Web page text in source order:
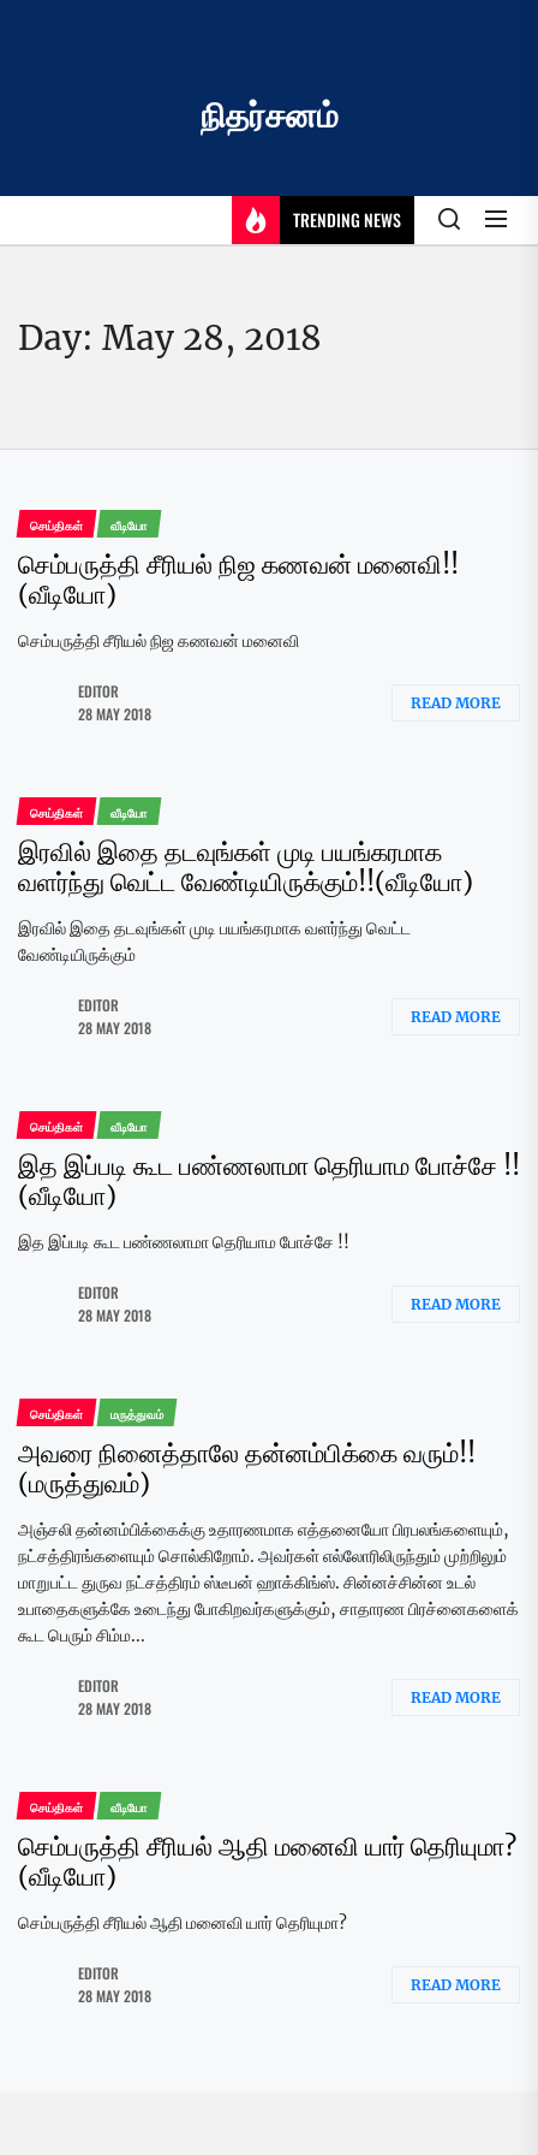
நிதர்சனம்
TRENDING NEWS
Day: May 28, 2018
செய்திகள் வீடியோ
செம்பருத்தி சீரியல் நிஜ கணவன் மனைவி!!
(வீடியோ)
செம்பருத்தி சீரியல் நிஜ கணவன் மனைவி
EDITOR
28 MAY 2018
READ MORE
செய்திகள் வீடியோ
இரவில் இதை தடவுங்கள் முடி பயங்கரமாக
வளர்ந்து வெட்ட வேண்டியிருக்கும்!!(வீடியோ)
இரவில் இதை தடவுங்கள் முடி பயங்கரமாக வளர்ந்து வெட்ட
வேண்டியிருக்கும்
EDITOR
28 MAY 2018
READ MORE
செய்திகள் வீடியோ
இத இப்படி கூட பண்ணலாமா தெரியாம போச்சே !!
(வீடியோ)
இத இப்படி கூட பண்ணலாமா தெரியாம போச்சே !!
EDITOR
28 MAY 2018
READ MORE
செய்திகள் மருத்துவம்
அவரை நினைத்தாலே தன்னம்பிக்கை வரும்!!
(மருத்துவம்)
அஞ்சலி தன்னம்பிக்கைக்கு உதாரணமாக எத்தனையோ பிரபலங்களையும்,
நட்சத்திரங்களையும் சொல்கிறோம். அவர்கள் எல்லோரிலிருந்தும் முற்றிலும்
மாறுபட்ட துருவ நட்சத்திரம் ஸ்டீபன் ஹாக்கிங்ஸ். சின்னச்சின்ன உடல்
உபாதைகளுக்கே உடைந்து போகிறவர்களுக்கும், சாதாரண பிரச்னைகளைக்
கூட பெரும் சிம்ம...
EDITOR
28 MAY 2018
READ MORE
செய்திகள் வீடியோ
செம்பருத்தி சீரியல் ஆதி மனைவி யார் தெரியுமா?
(வீடியோ)
செம்பருத்தி சீரியல் ஆதி மனைவி யார் தெரியுமா?
EDITOR
28 MAY 2018
READ MORE